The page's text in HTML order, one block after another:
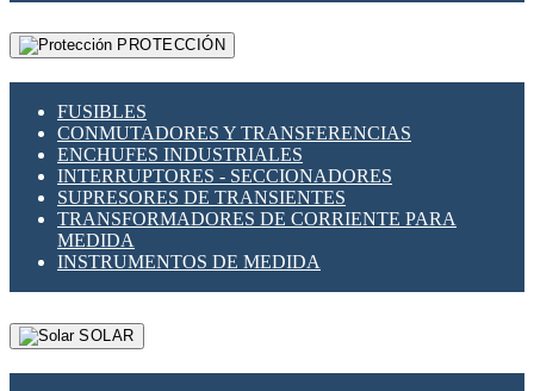
PROTECCIÓN
FUSIBLES
CONMUTADORES Y TRANSFERENCIAS
ENCHUFES INDUSTRIALES
INTERRUPTORES - SECCIONADORES
SUPRESORES DE TRANSIENTES
TRANSFORMADORES DE CORRIENTE PARA
MEDIDA
INSTRUMENTOS DE MEDIDA
SOLAR